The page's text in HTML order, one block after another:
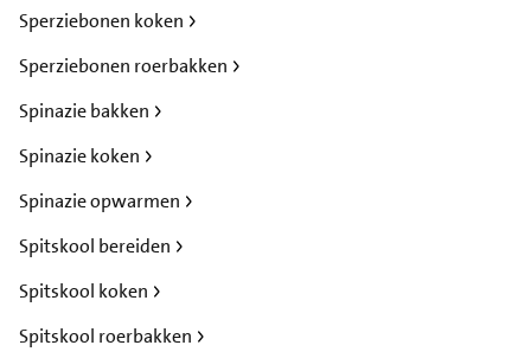
Sperziebonen koken
Sperziebonen roerbakken
Spinazie bakken
Spinazie koken
Spinazie opwarmen
Spitskool bereiden
Spitskool koken
Spitskool roerbakken